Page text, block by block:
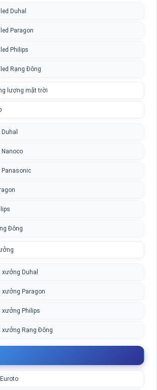
Duhal
Paragon
Philips
Rạng Đông
lượng mặt trời
Nanoco
Panasonic
Đông
Duhal
xưởng Paragon
xưởng Philips
xưởng Rạng Đông